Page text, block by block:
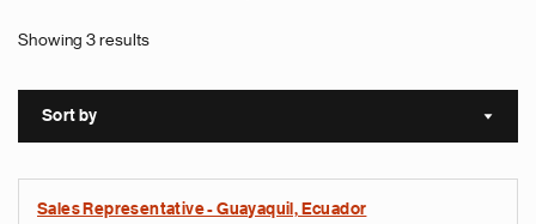
Showing 3 results
Sort by Sort
Sales Representative - Guayaquil, Ecuador